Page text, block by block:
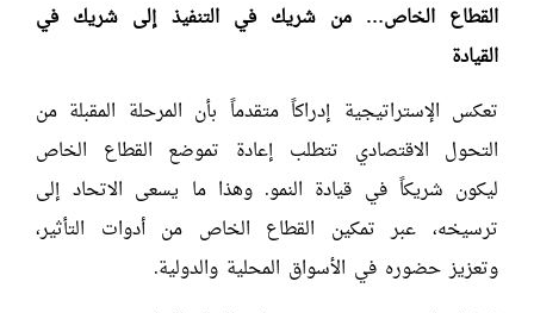
القطاع الخاص… من شريك في التنفيذ إلى شريك في
القيادة
تعكس الإستراتيجية إدراكاً متقدماً بأن المرحلة المقبلة من
التحول الاقتصادي تتطلب إعادة تموضع القطاع الخاص
ليكون شريكاً في قيادة النمو. وهذا ما يسعى الاتحاد إلى
ترسيخه، عبر تمكين القطاع الخاص من أدوات التأثير،
وتعزيز حضوره في الأسواق المحلية والدولية.